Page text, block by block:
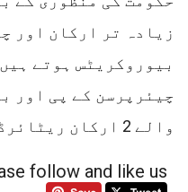
زیادہ تر ارکان اور
بیوروکریٹس ہوتے
چیئرپرسن کے پی اور
والے 2 ارکان ریٹائرڈ بیوروکریٹس ہیں۔
follow and like us: